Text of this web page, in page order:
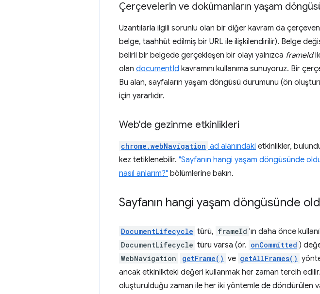
Çerçevelerin ve dokümanların yaşam
Uzantılarla ilgili sorunlu olan bir diğer kavram da
belge, taahhüt edilmiş bir URL ile ilişkilendirilir). Belge
belirli bir belgede gerçekleşen bir olayı yalnızca frameId
olan documentId kavramını kullanıma sunuyoruz. Bir
Bu alan, sayfaların yaşam döngüsü durumunu (ön
için yararlıdır.
Web'de gezinme etkinlikleri
chrome.webNavigation ad alanındaki etkinlikler,
kez tetiklenebilir. "Sayfanın hangi yaşam döngüsünde
nasıl anlarım?" bölümlerine bakın.
Sayfanın hangi yaşam döngüsünde
DocumentLifecycle türü, frameId 'ın daha önce
DocumentLifecycle türü varsa (ör. onCommitted )
WebNavigation getFrame() ve getAllFrames()
ancak etkinlikteki değeri kullanmak her zaman tercih
oluşturulduğu zaman ile her iki yöntemle de döndürülen